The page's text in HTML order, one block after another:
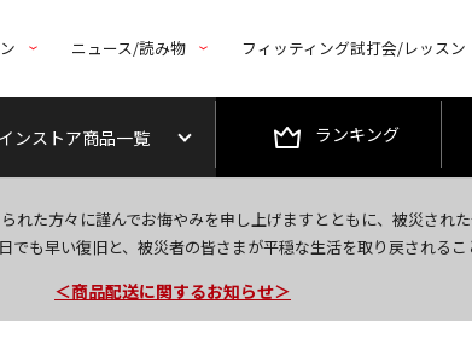
ニュース/読み物 フィッティング試打会/レッスン
ンストア商品一覧 ランキング
れた方々に謹んでお悔やみを申し上げますとともに、被災され
でも早い復旧と、被災者の皆さまが平穏な生活を取り戻されるこ
今なら新規会員登録で1,000円OFFクーポンプレゼン
＜商品配送に関するお知らせ＞
＜夏季休暇中のご注文・発送・お問い合わせ＞